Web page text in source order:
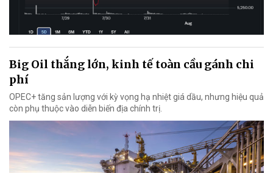
Big Oil thắng lớn, kinh tế toàn cầu gánh chi
phí
OPEC+ tăng sản lượng với kỳ vọng hạ nhiệt giá dầu, nhưng hiệu quả
còn phụ thuộc vào diễn biến địa chính trị.